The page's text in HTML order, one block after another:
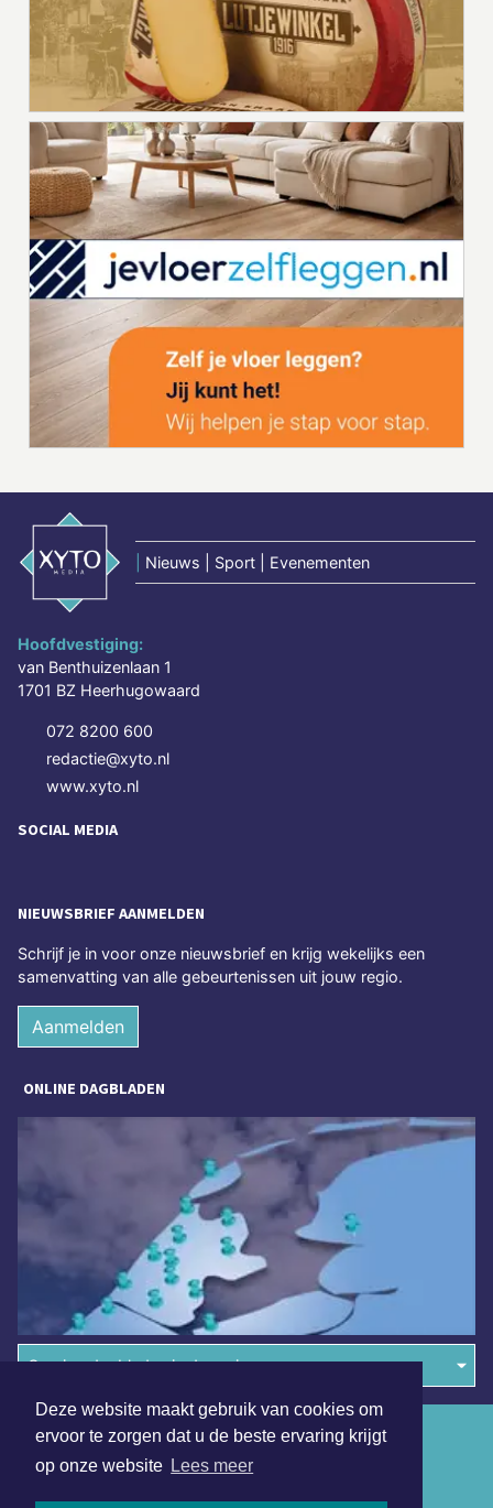
Deze website maakt gebruik van cookies om
ervoor te zorgen dat u de beste ervaring krijgt
op onze website Lees meer
Nieuws | Sport | Evenementen
Hoofdvestiging:
van Benthuizenlaan 1
1701 BZ Heerhugowaard
072 8200 600
redactie@xyto.nl
www.xyto.nl
SOCIAL MEDIA
NIEUWSBRIEF AANMELDEN
Schrijf je in voor onze nieuwsbrief en krijg wekelijks een
samenvatting van alle gebeurtenissen uit jouw regio.
Aanmelden
ONLINE DAGBLADEN
Overige dagbladen in de regio
Algemene voorwaarden
Disclaimer